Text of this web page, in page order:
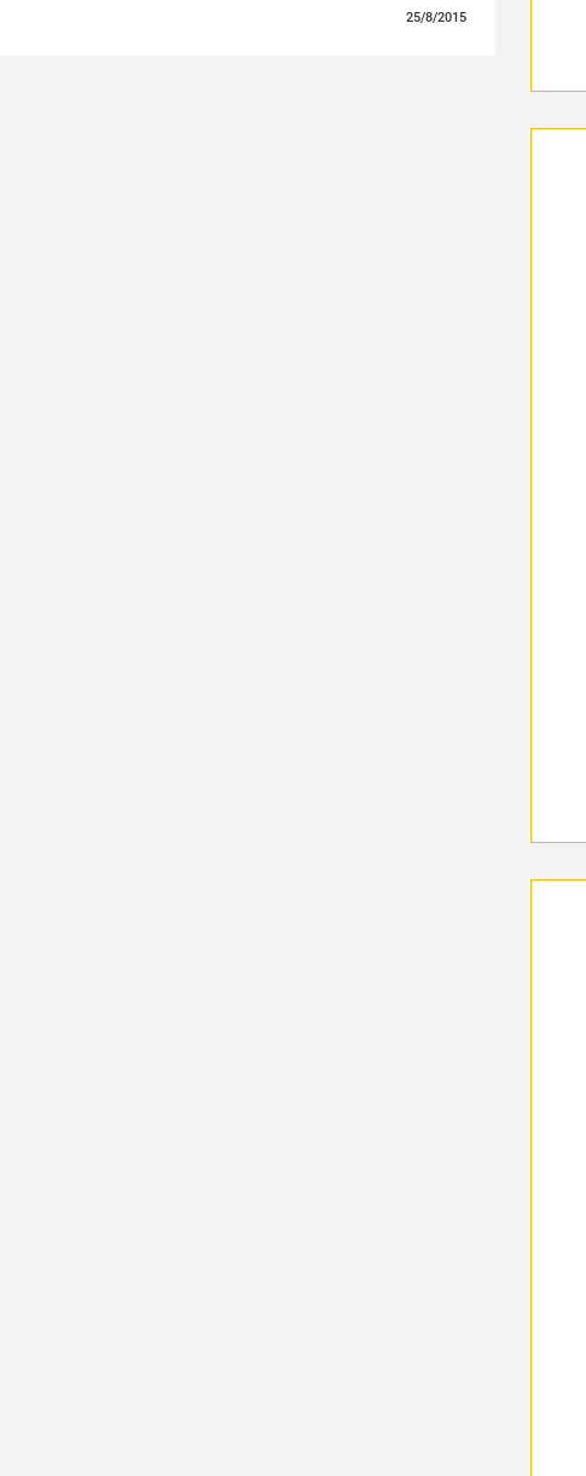
25/8/2015